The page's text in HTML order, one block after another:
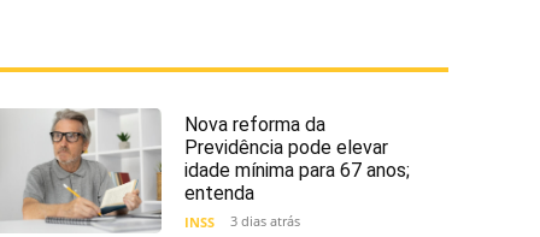
Nova reforma da
Previdência pode elevar
idade mínima para 67 anos;
entenda
INSS 3 dias atrás